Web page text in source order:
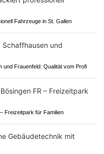
Fahrzeuge in St. Gallen
und Frauenfeld: Qualität vom Profi
Freizeitpark für Familien